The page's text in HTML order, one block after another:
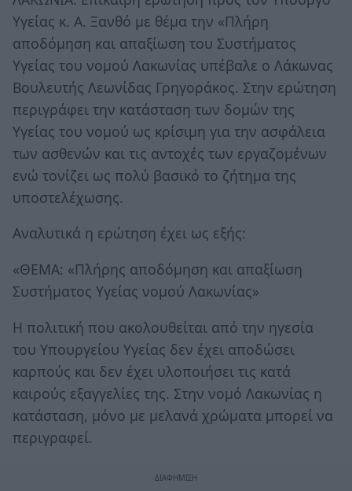
Υγείας κ. Α. Ξανθό με θέμα την «Πλήρη
αποδόμηση και απαξίωση του Συστήματος
Υγείας του νομού Λακωνίας υπέβαλε ο Λάκωνας
Βουλευτής Λεωνίδας Γρηγοράκος. Στην ερώτηση
περιγράφει την κατάσταση των δομών της
Υγείας του νομού ως κρίσιμη για την ασφάλεια
των ασθενών και τις αντοχές των εργαζομένων
ενώ τονίζει ως πολύ βασικό το ζήτημα της
υποστελέχωσης.
Αναλυτικά η ερώτηση έχει ως εξής:
«ΘΕΜΑ: «Πλήρης αποδόμηση και απαξίωση
Συστήματος Υγείας νομού Λακωνίας»
Η πολιτική που ακολουθείται από την ηγεσία
του Υπουργείου Υγείας δεν έχει αποδώσει
καρπούς και δεν έχει υλοποιήσει τις κατά
καιρούς εξαγγελίες της. Στην νομό Λακωνίας η
κατάσταση, μόνο με μελανά χρώματα μπορεί να
περιγραφεί.